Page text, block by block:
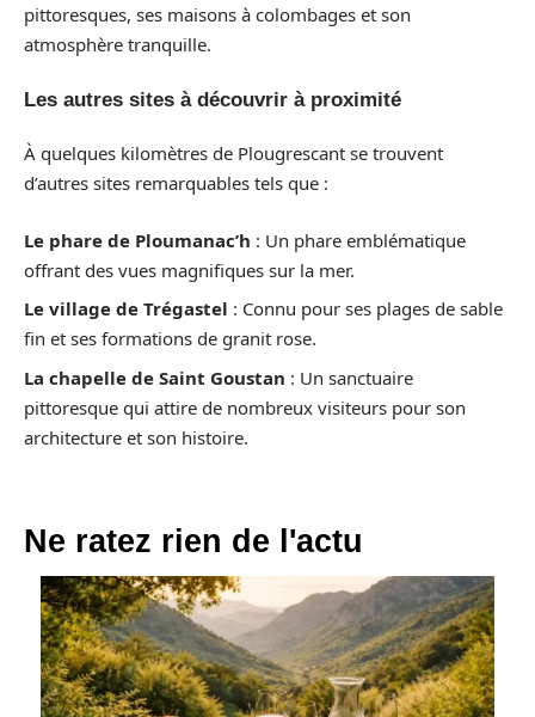
pittoresques, ses maisons à colombages et son
atmosphère tranquille.
Les autres sites à découvrir à proximité
À quelques kilomètres de Plougrescant se trouvent
d’autres sites remarquables tels que :
Le phare de Ploumanac’h : Un phare emblématique
offrant des vues magnifiques sur la mer.
Le village de Trégastel : Connu pour ses plages de sable
fin et ses formations de granit rose.
La chapelle de Saint Goustan : Un sanctuaire
pittoresque qui attire de nombreux visiteurs pour son
architecture et son histoire.
Ne ratez rien de l'actu